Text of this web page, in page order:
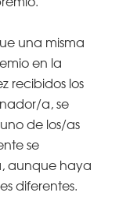
una misma
en la
recibidos los
a, se
de los/as
se
aunque haya
diferentes.